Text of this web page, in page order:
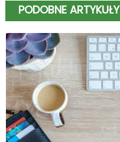
PODOBNE ARTYKUŁY